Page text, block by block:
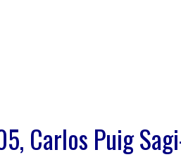
Carlos Puig